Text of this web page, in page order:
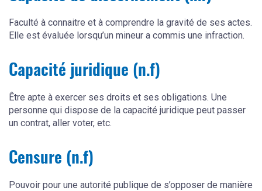
Faculté à connaitre et à comprendre la gravité de ses actes.
Elle est évaluée lorsqu’un mineur a commis une infraction.
Capacité juridique (n.f)
Être apte à exercer ses droits et ses obligations. Une
personne qui dispose de la capacité juridique peut passer
un contrat, aller voter, etc.
Censure (n.f)
Pouvoir pour une autorité publique de s’opposer de manière